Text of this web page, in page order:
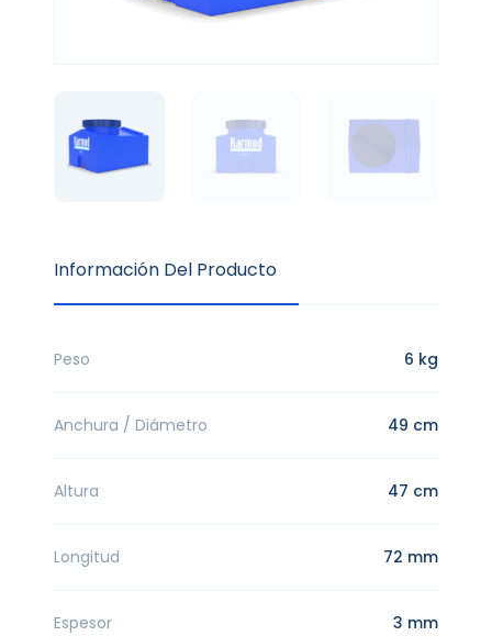
Información Del Producto
Peso 6 kg
Anchura / Diámetro 49 cm
Altura 47 cm
Longitud 72 mm
Espesor 3 mm